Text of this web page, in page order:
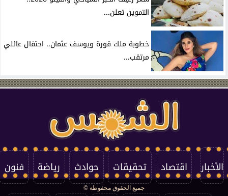
التموين تعلن...
خطوبة ملك قورة ويوسف عثمان.. احتفال عائلي
مرتقب...
الأخبار اقتصاد تحقيقات حوادث رياضة فنون
جميع الحقوق محفوظة ©